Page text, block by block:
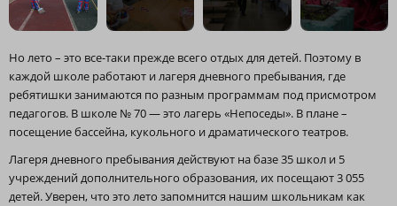
Но лето – это все-таки прежде всего отдых для детей. Поэтому в
каждой школе работают и лагеря дневного пребывания, где
ребятишки занимаются по разным программам под присмотром
педагогов. В школе № 70 — это лагерь «Непоседы». В плане –
посещение бассейна, кукольного и драматического театров.
Лагеря дневного пребывания действуют на базе 35 школ и 5
учреждений дополнительного образования, их посещают 3 055
детей. Уверен, что это лето запомнится нашим школьникам как